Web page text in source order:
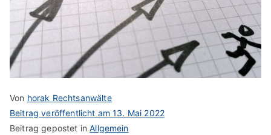
Von horak Rechtsanwälte
Beitrag veröffentlicht am13. Mai 2022
Beitrag gepostet inAllgemein